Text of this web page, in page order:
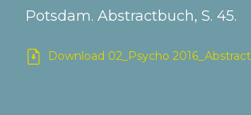
Potsdam. Abstractbuch, S. 45.
Download 02_Psycho